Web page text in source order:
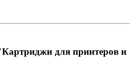
для принтеров и